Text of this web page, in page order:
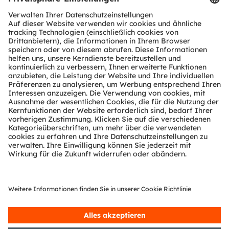
Download Center
Tools
Kundenanfragen
Technischer Support
Partner Netzwerk
Whistleblowing
© 2026 ams-OSRAM AG. All rights reserved.
Datenschutzerklärung Nutzungsbedingungen
Terms of Trade
ImpressumCookie PolicyAI Policy